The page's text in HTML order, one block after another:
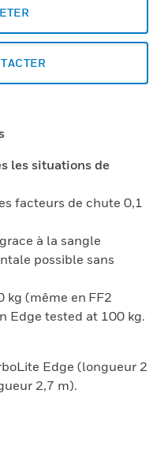
les situations de
facteurs de chute 0,1
à la sangle
possible sans
kg (même en FF2
Edge tested at 100 kg.
Edge (longueur 2
2,7 m).